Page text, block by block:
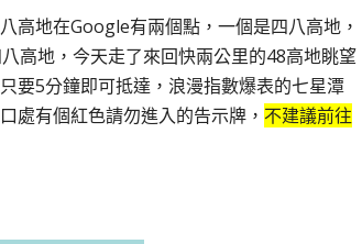
高地在Google有兩個點，一個是四八高地，
高地，今天走了來回快兩公里的48高地眺望
要5分鐘即可抵達，浪漫指數爆表的七星潭
處有個紅色請勿進入的告示牌， 不建議前往